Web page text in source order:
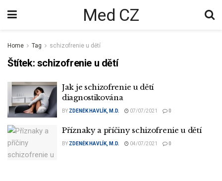
Med CZ
Home Tag schizofrenie u dětí
Štítek: schizofrenie u dětí
Jak je schizofrenie u dětí
diagnostikována
BY ZDENĚK HAVLÍK, M.D. 07/07/2021 0
Příznaky a příčiny schizofrenie u dětí
BY ZDENĚK HAVLÍK, M.D. 04/07/2021 0